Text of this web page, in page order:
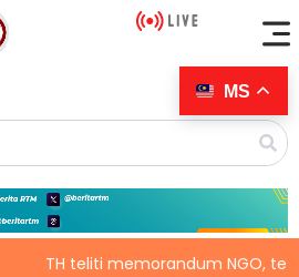
TH teliti memorandum NGO, terus
MS